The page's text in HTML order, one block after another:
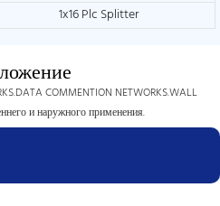
1x16 Plc Splitter
COMMENTION NETWORKS.WALL
и наружного применения.